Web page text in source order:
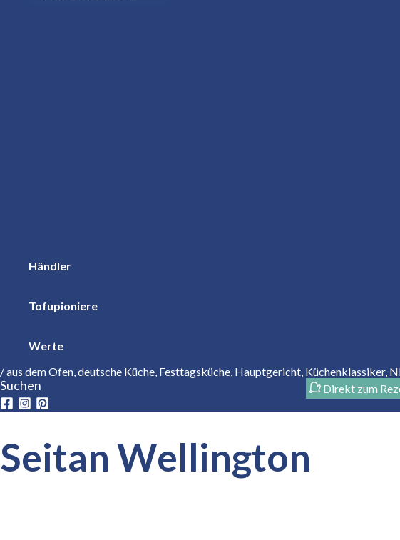
Händler
Tofupioniere
Werte
Suchen
/aus dem Ofen,deutsche Küche, Festtagsküche, Hauptgericht, Küchenklassiker,
Direkt zum
Seitan Wellington